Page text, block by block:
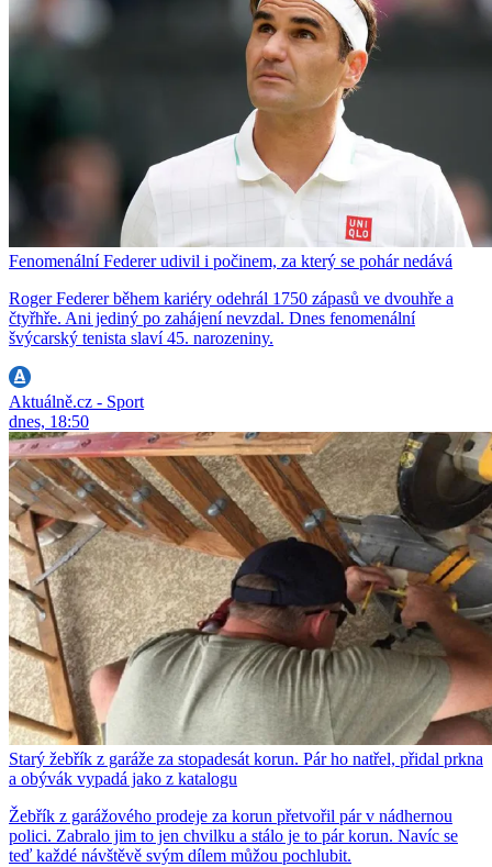
Fenomenální Federer udivil i počinem, za který se pohár nedává
Roger Federer během kariéry odehrál 1750 zápasů ve dvouhře a
čtyřhře. Ani jediný po zahájení nevzdal. Dnes fenomenální
švýcarský tenista slaví 45. narozeniny.
Aktuálně.cz - Sport
dnes, 18:50
Starý žebřík z garáže za stopadesát korun. Pár ho natřel, přidal prkna
a obývák vypadá jako z katalogu
Žebřík z garážového prodeje za korun přetvořil pár v nádhernou
polici. Zabralo jim to jen chvilku a stálo je to pár korun. Navíc se
teď každé návštěvě svým dílem můžou pochlubit.